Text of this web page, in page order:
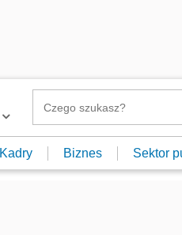
Kadry Biznes Sektor